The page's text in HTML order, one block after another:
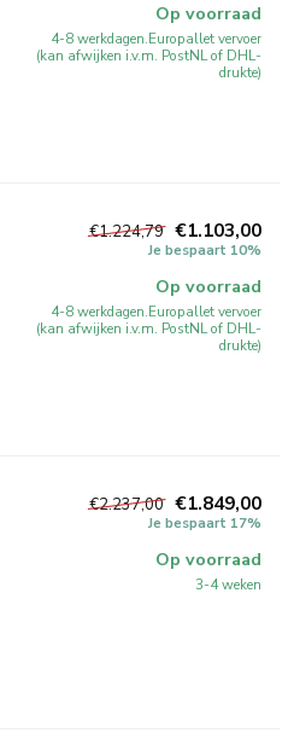
Op voorraad
4-8 werkdagen.Europallet vervoer
(kan afwijken i.v.m. PostNL of DHL-
drukte)
€1.224,79 €1.103,00
Je bespaart 10%
Op voorraad
4-8 werkdagen.Europallet vervoer
(kan afwijken i.v.m. PostNL of DHL-
drukte)
€2.237,00 €1.849,00
Je bespaart 17%
Op voorraad
3-4 weken